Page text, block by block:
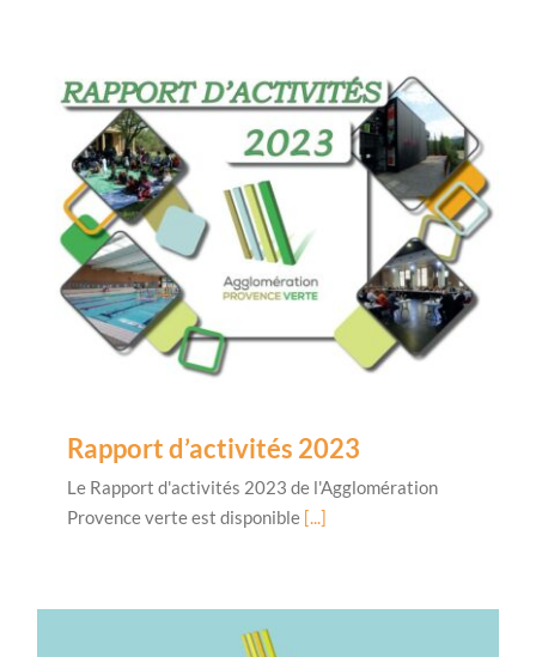
Rapport d’activités 2023
Le Rapport d'activités 2023 de l'Agglomération
Provence verte est disponible [...]